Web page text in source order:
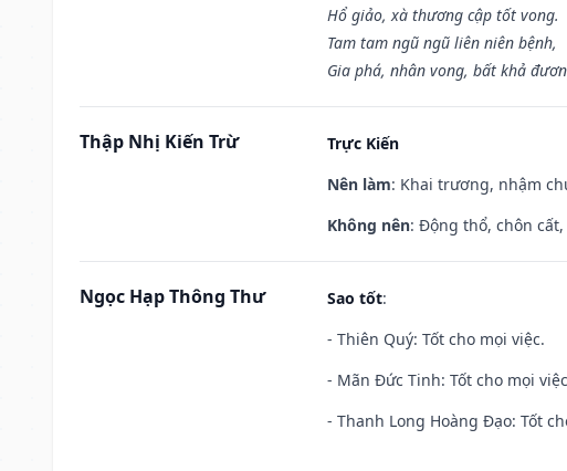
Hổ giảo, xà thương cập tốt vong.
Tam tam ngũ ngũ liên niên bệnh,
Gia phá, nhân vong, bất khả
Thập Nhị Kiến Trừ
Trực Kiến
Nên làm: Khai trương, nhậm
Không nên: Động thổ, chôn
Ngọc Hạp Thông Thư Sao tốt:
- Thiên Quý: Tốt cho mọi việc.
- Mãn Đức Tinh: Tốt cho mọi
- Thanh Long Hoàng Đạo: Tốt